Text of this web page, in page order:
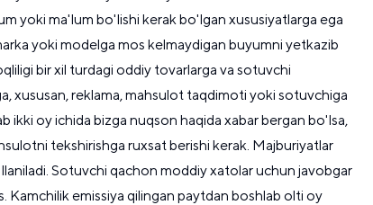
yoki ma'lum bo'lishi kerak bo'lgan xususiyatlarga ega
yoki modelga mos kelmaydigan buyumni yetkazib
bir xil turdagi oddiy tovarlarga va sotuvchi
xususan, reklama, mahsulot taqdimoti yoki sotuvchiga
ikki oy ichida bizga nuqson haqida xabar bergan bo'lsa,
tekshirishga ruxsat berishi kerak. Majburiyatlar
Sotuvchi qachon moddiy xatolar uchun javobgar
emissiya qilingan paytdan boshlab olti oy